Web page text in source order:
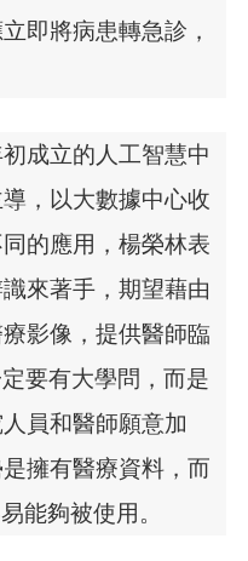
即將病患轉急診，
成立的人工智慧中
，以大數據中心收
的應用，楊榮林表
來著手，期望藉由
影像，提供醫師臨
要有大學問，而是
員和醫師願意加
擁有醫療資料，而
能夠被使用。